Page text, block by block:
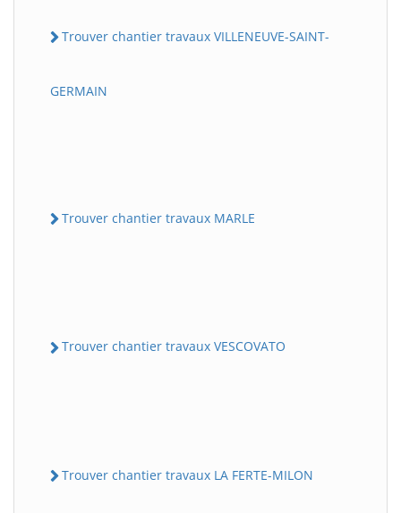
Trouver chantier travaux VILLENEUVE-SAINT-
GERMAIN
Trouver chantier travaux MARLE
Trouver chantier travaux VESCOVATO
Trouver chantier travaux LA FERTE-MILON